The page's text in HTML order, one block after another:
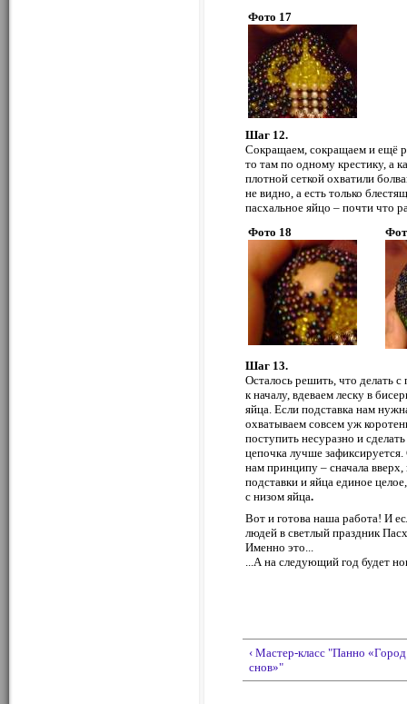
Фото 17
Шаг 12.
Сокращаем, сокращаем и ещё
то там по одному крестику, а
плотной сеткой охватили
не видно, а есть только
пасхальное яйцо – почти что
Фото 18
Шаг 13.
Осталось решить, что делать с
к началу, вдеваем леску в
яйца. Если подставка нам
охватываем совсем уж
поступить несуразно и
цепочка лучше
нам принципу – сначала
подставки и яйца единое
с низом яйца.
Вот и готова наша работа! И
людей в светлый праздник
Именно это...
...А на следующий год будет
‹ Мастер-класс "Панно «Город
снов»"